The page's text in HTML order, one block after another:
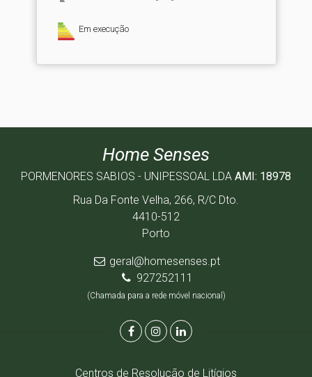
Em execução
Home Senses
PORMENORES SABIOS - UNIPESSOAL LDA AMI: 18978
Rua Da Fonte Velha, 266, R/C Dto.
4410-512
Porto
geral@homesenses.pt
927252111
(Chamada para a rede móvel nacional)
Centros de Resolução de Litígios